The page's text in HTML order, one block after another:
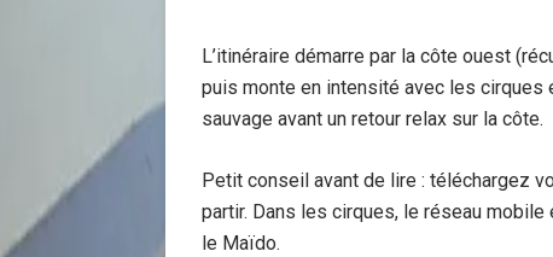
L’itinéraire démarre par la côte ouest
puis monte en intensité avec les cirques
sauvage avant un retour relax sur la côte.
Petit conseil avant de lire : téléchargez
partir. Dans les cirques, le réseau
le Maïdo.